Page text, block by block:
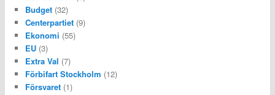
Budget(32)
Centerpartiet(9)
Ekonomi (55)
EU(3)
Extra Val (7)
Förbifart Stockholm (12)
Försvaret(1)